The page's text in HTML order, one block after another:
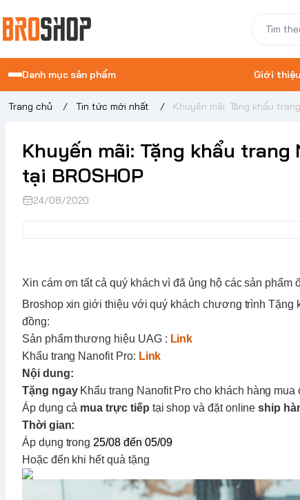
Danh mục sản phẩm Giới thiệu
Trang chủ / Tin tức mới nhất / Khuyến mãi: Tặng khẩu
Khuyến mãi: Tặng khẩu trang
tại BROSHOP
24/08/2020
Xin cám ơn tất cả quý khách vì đã ủng hộ các sản phẩm
Broshop xin giới thiệu với quý khách chương trình Tặng
đồng:
Sản phẩm thương hiệu UAG : Link
Khẩu trang Nanofit Pro: Link
Nội dung:
Tặng ngay Khẩu trang Nanofit Pro cho khách hàng mua
Áp dụng cả mua trực tiếp tại shop và đặt onlineship
Thời gian:
Áp dụng trong 25/08 đến 05/09
Hoặc đến khi hết quà tặng